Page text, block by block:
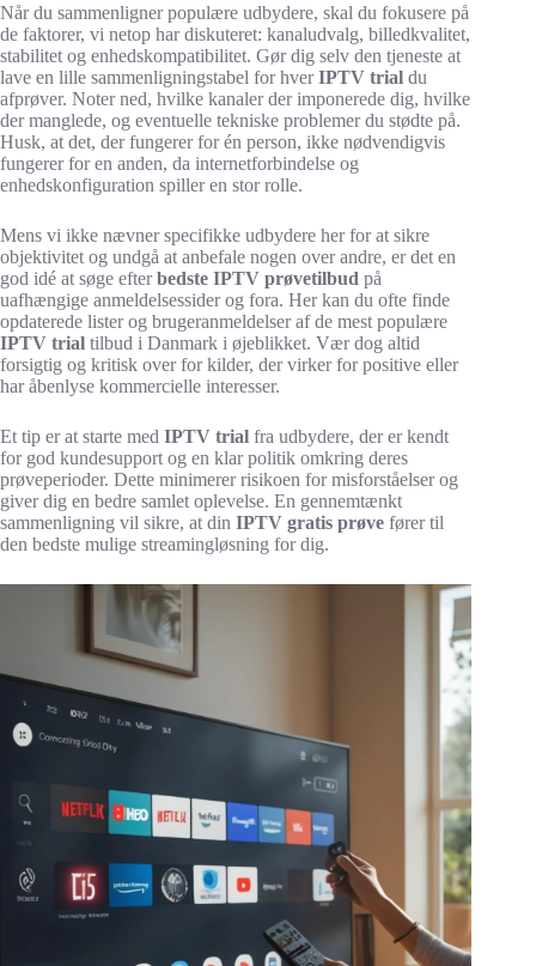
Når du sammenligner populære udbydere, skal du fokusere på
de faktorer, vi netop har diskuteret: kanaludvalg, billedkvalitet,
stabilitet og enhedskompatibilitet. Gør dig selv den tjeneste at
lave en lille sammenligningstabel for hverIPTV trial du
afprøver. Noter ned, hvilke kanaler der imponerede dig, hvilke
der manglede, og eventuelle tekniske problemer du stødte på.
Husk, at det, der fungerer for én person, ikke nødvendigvis
fungerer for en anden, da internetforbindelse og
enhedskonfiguration spiller en stor rolle.
Mens vi ikke nævner specifikke udbydere her for at sikre
objektivitet og undgå at anbefale nogen over andre, er det en
god idé at søge efterbedste IPTV prøvetilbud på
uafhængige anmeldelsessider og fora. Her kan du ofte finde
opdaterede lister og brugeranmeldelser af de mest populære
IPTV trial tilbud i Danmark i øjeblikket. Vær dog altid
forsigtig og kritisk over for kilder, der virker for positive eller
har åbenlyse kommercielle interesser.
Et tip er at starte med IPTV trial fra udbydere, der er kendt
for god kundesupport og en klar politik omkring deres
prøveperioder. Dette minimerer risikoen for misforståelser og
giver dig en bedre samlet oplevelse. En gennemtænkt
sammenligning vil sikre, at din IPTV gratis prøve fører til
den bedste mulige streamingløsning for dig.